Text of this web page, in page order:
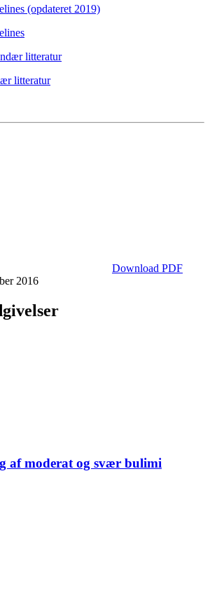
(opdateret 2019)
litteratur
litteratur
Download PDF
2016
af moderat og svær bulimi